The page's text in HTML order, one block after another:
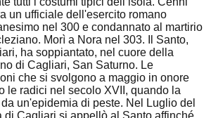
un ufficiale dell'esercito romano
nel 300 e condannato al martirio
Morì a Nora nel 303. Il Santo,
ha soppiantato, nel cuore della
di Cagliari, San Saturno. Le
che si svolgono a maggio in onore
le radici nel secolo XVII, quando la
un'epidemia di peste. Nel Luglio del
di Cagliari si appellò al Santo affinché